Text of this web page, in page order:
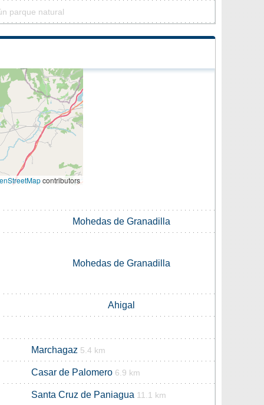
parque natural
contributors
Mohedas de Granadilla
Mohedas de Granadilla
Ahigal
Marchagaz 5.4 km
Casar de Palomero 6.9 km
Santa Cruz de Paniagua 11.1 km